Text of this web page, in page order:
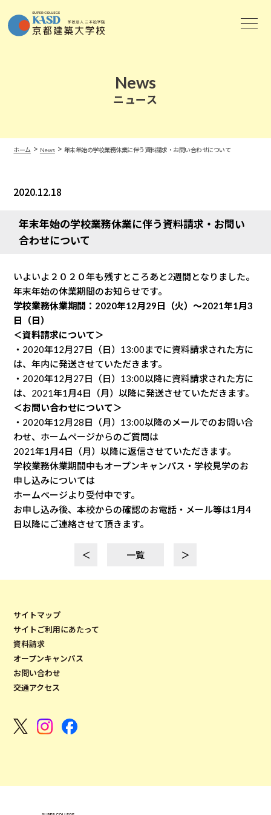
News
ニュース
ホーム > News> 年末年始の学校業務休業に伴う資料請求・お問い合わせについて
2020.12.18
年末年始の学校業務休業に伴う資料請求・お問い
合わせについて
いよいよ２０２０年も残すところあと2週間となりました。
年末年始の休業期間のお知らせです。
学校業務休業期間：2020年12月29日（火）～2021年1月3
日（日）
＜資料請求について＞
・2020年12月27日（日）13:00までに資料請求された方に
は、年内に発送させていただきます。
・2020年12月27日（日）13:00以降に資料請求された方に
は、2021年1月4日（月）以降に発送させていただきます。
＜お問い合わせについて＞
・2020年12月28日（月）13:00以降のメールでのお問い合
わせ、ホームページからのご質問は
2021年1月4日（月）以降に返信させていただきます。
学校業務休業期間中もオープンキャンパス・学校見学のお
申し込みについては
ホームページより受付中です。
お申し込み後、本校からの確認のお電話・メール等は1月4
日以降にご連絡させて頂きます。
＜ 一覧 ＞
サイトマップ
サイトご利用にあたって
資料請求
オープンキャンパス
お問い合わせ
交通アクセス